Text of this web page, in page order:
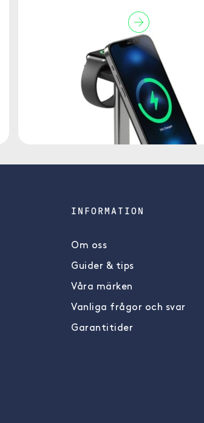
INFORMATION
Om oss
Guider & tips
Våra märken
Vanliga frågor och svar
Garantitider